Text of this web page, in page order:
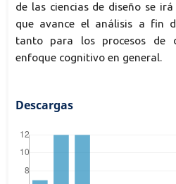
de las ciencias de diseño se
que avance el análisis a fin
tanto para los procesos de
enfoque cognitivo en general.
Descargas